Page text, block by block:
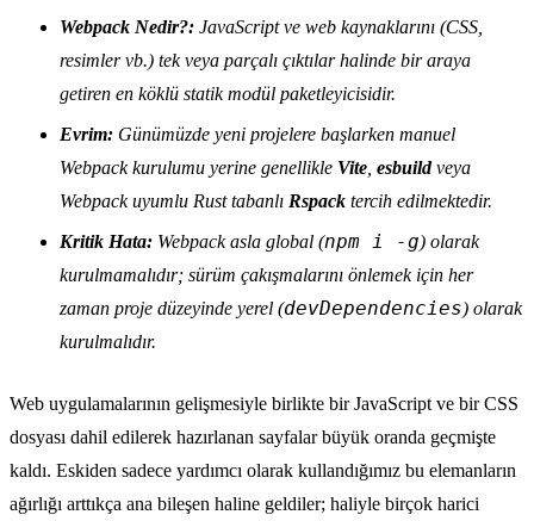
Webpack Nedir?: JavaScript ve web kaynaklarını (CSS,
resimler vb.) tek veya parçalı çıktılar halinde bir araya
getiren en köklü statik modül paketleyicisidir.
Evrim: Günümüzde yeni projelere başlarken manuel
Webpack kurulumu yerine genellikle Vite esbuildveya
Webpack uyumlu Rust tabanlı Rspack tercih edilmektedir.
Kritik Hata: Webpack asla global (npm i -g) olarak
kurulmamalıdır; sürüm çakışmalarını önlemek için her
zaman proje düzeyinde yerel (devDependencies) olarak
kurulmalıdır.
Web uygulamalarının gelişmesiyle birlikte bir JavaScript ve bir CSS
dosyası dahil edilerek hazırlanan sayfalar büyük oranda geçmişte
kaldı. Eskiden sadece yardımcı olarak kullandığımız bu elemanların
ağırlığı arttıkça ana bileşen haline geldiler; haliyle birçok harici